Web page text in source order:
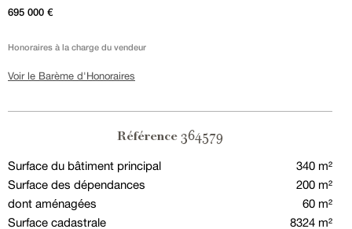
695 000 €
Honoraires à la charge du vendeur
Voir le Barème d'Honoraires
Référence 364579
Surface du bâtiment principal
340 m²
Surface des dépendances
200 m²
dont aménagées
60 m²
Surface cadastrale
8324 m²